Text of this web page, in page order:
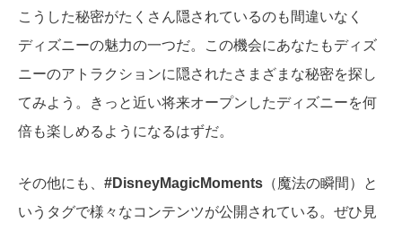
こうした秘密がたくさん隠されているのも間違いなく
ディズニーの魅力の一つだ。この機会にあなたもディズ
ニーのアトラクションに隠されたさまざまな秘密を探し
てみよう。きっと近い将来オープンしたディズニーを何
倍も楽しめるようになるはずだ。
その他にも、 #DisneyMagicMoments （魔法の瞬間）と
いうタグで様々なコンテンツが公開されている。ぜひ見